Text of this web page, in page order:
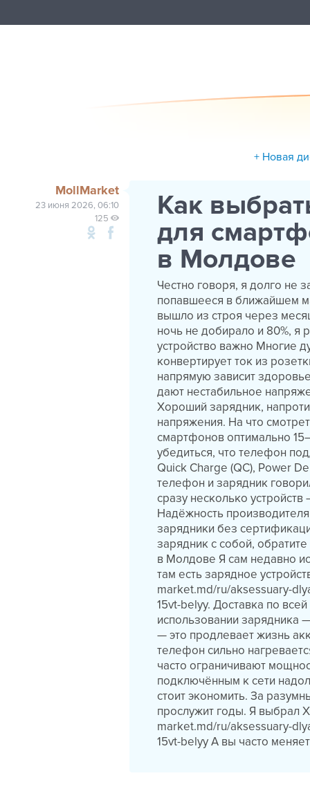
+ Новая
MollMarket
23 июня 2026, 06:10
125
Как
для
в Молдове
Честно говоря, я долго не
попавшееся в ближайшем
вышло из строя через
ночь не добирало и 80%, я
устройство важно Многие
конвертирует ток из
напрямую зависит
дают нестабильное
Хороший зарядник,
напряжения. На что
смартфонов оптимально
убедиться, что телефон
Quick Charge (QC), Power
телефон и зарядник
сразу несколько
Надёжность
зарядники без
зарядник с собой,
в Молдове Я сам недавно
там есть зарядное
market.md/ru/aksessuary-
15vt-belyy. Доставка по
использовании зарядника
— это продлевает жизнь
телефон сильно
часто ограничивают
подключённым к сети
стоит экономить. За
прослужит годы. Я выбрал
market.md/ru/aksessuary-
15vt-belyy А вы часто